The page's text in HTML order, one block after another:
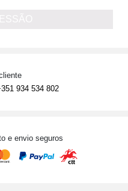
934 534 802
e envio seguros